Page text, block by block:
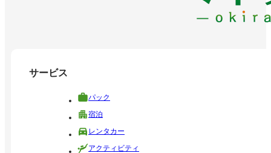
サービス
パック
宿泊
レンタカー
アクティビティ